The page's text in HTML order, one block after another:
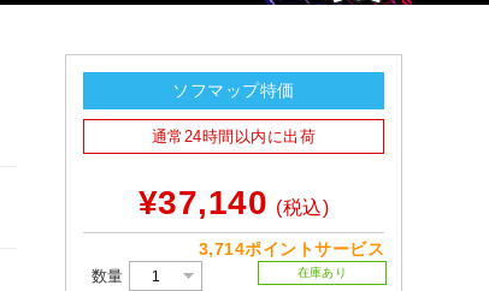
ソフマップ特価
通常24時間以内に出荷
¥37,140 (税込)
3,714ポイントサービス
数量 在庫あり